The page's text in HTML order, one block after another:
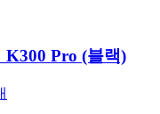
K300 Pro (블랙)